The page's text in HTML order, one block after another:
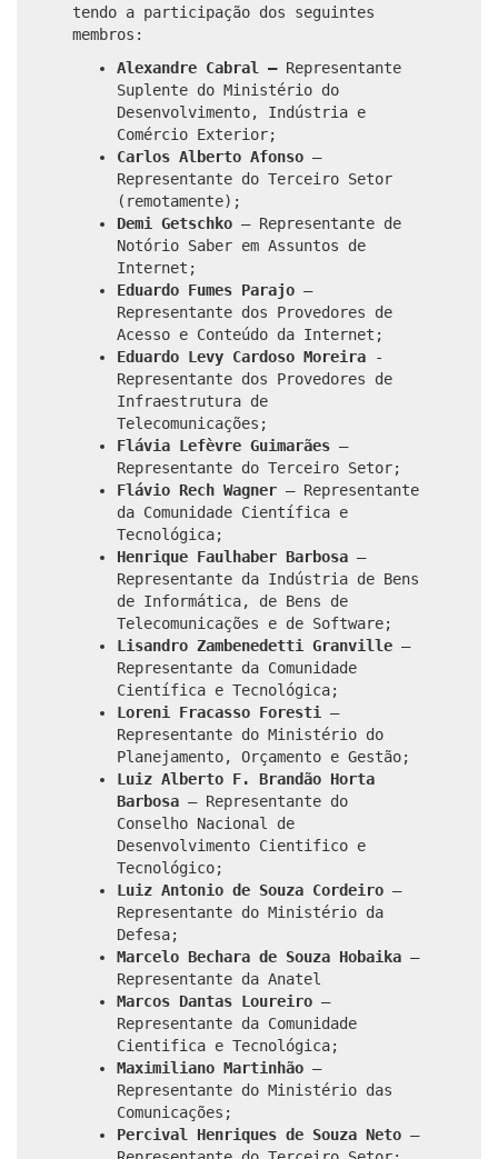
tendo a participação dos seguintes
membros:
Alexandre Cabral – Representante
Suplente do Ministério do
Desenvolvimento, Indústria e
Comércio Exterior;
Carlos Alberto Afonso –
Representante do Terceiro Setor
(remotamente);
Demi Getschko – Representante de
Notório Saber em Assuntos de
Internet;
Eduardo Fumes Parajo –
Representante dos Provedores de
Acesso e Conteúdo da Internet;
Eduardo Levy Cardoso Moreira -
Representante dos Provedores de
Infraestrutura de
Telecomunicações;
Flávia Lefèvre Guimarães –
Representante do Terceiro Setor;
Flávio Rech Wagner – Representante
da Comunidade Científica e
Tecnológica;
Henrique Faulhaber Barbosa –
Representante da Indústria de Bens
de Informática, de Bens de
Telecomunicações e de Software;
Lisandro Zambenedetti Granville –
Representante da Comunidade
Científica e Tecnológica;
Loreni Fracasso Foresti
–
Representante do Ministério do
Planejamento, Orçamento e Gestão;
Luiz Alberto F. Brandão Horta
Barbosa – Representante do
Conselho Nacional de
Desenvolvimento Cientifico e
Tecnológico;
Luiz Antonio de Souza Cordeiro –
Representante do Ministério da
Defesa;
Marcelo Bechara de Souza Hobaika –
Representante da Anatel
Marcos Dantas Loureiro –
Representante da Comunidade
Cientifica e Tecnológica;
Maximiliano Martinhão –
Representante do Ministério das
Comunicações;
Percival Henriques de Souza Neto –